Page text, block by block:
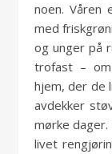
noen. Våren
med
og unger på
trofast –
hjem, der de
avdekker
mørke
livet